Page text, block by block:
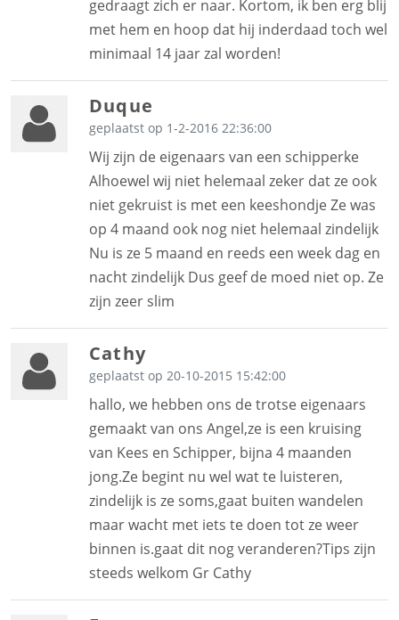
gedraagt zich er naar. Kortom, ik ben erg blij
met hem en hoop dat hij inderdaad toch wel
minimaal 14 jaar zal worden!
Duque
geplaatst op 1-2-2016 22:36:00
Wij zijn de eigenaars van een schipperke
Alhoewel wij niet helemaal zeker dat ze ook
niet gekruist is met een keeshondje Ze was
op 4 maand ook nog niet helemaal zindelijk
Nu is ze 5 maand en reeds een week dag en
nacht zindelijk Dus geef de moed niet op. Ze
zijn zeer slim
Cathy
geplaatst op 20-10-2015 15:42:00
hallo, we hebben ons de trotse eigenaars
gemaakt van ons Angel,ze is een kruising
van Kees en Schipper, bijna 4 maanden
jong.Ze begint nu wel wat te luisteren,
zindelijk is ze soms,gaat buiten wandelen
maar wacht met iets te doen tot ze weer
binnen is.gaat dit nog veranderen?Tips zijn
steeds welkom Gr Cathy